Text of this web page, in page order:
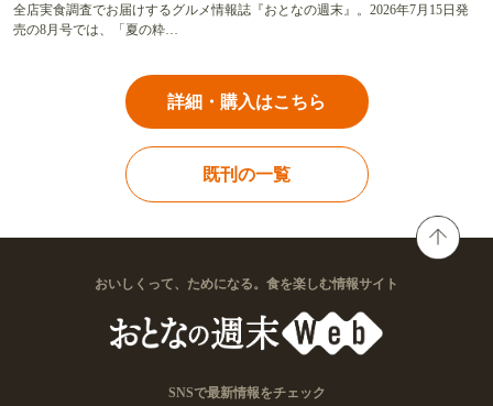
全店実食調査でお届けするグルメ情報誌『おとなの週末』。2026年7月15日発
売の8月号では、「夏の粋…
詳細・購入はこちら
既刊の一覧
おいしくって、ためになる。食を楽しむ情報サイト
SNSで最新情報をチェック